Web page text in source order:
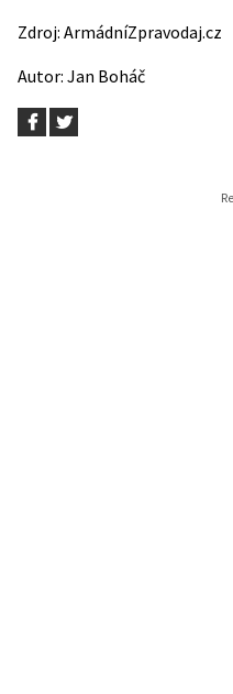
Zdroj: ArmádníZpravodaj.cz
Autor: Jan Boháč